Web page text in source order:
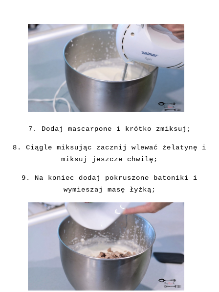
7. Dodaj mascarpone i krótko zmiksuj;
8. Ciągle miksując zacznij wlewać żelatynę i
miksuj jeszcze chwilę;
9. Na koniec dodaj pokruszone batoniki i
wymieszaj masę łyżką;